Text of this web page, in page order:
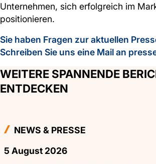
Unternehmen, sich erfolgreich im
positionieren.
Sie haben Fragen zur aktuellen
Schreiben Sie uns eine Mail an
WEITERE SPANNENDE
ENTDECKEN
NEWS & PRESSE
5 August 2026